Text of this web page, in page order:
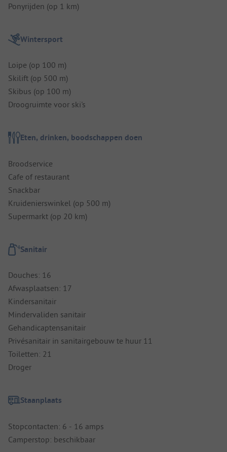
Ponyrijden (op 1 km)
Wintersport
Loipe (op 100 m)
Skilift (op 500 m)
Skibus (op 100 m)
Droogruimte voor ski's
Eten, drinken, boodschappen doen
Broodservice
Cafe of restaurant
Snackbar
Kruidenierswinkel (op 500 m)
Supermarkt (op 20 km)
Sanitair
Douches: 16
Afwasplaatsen: 17
Kindersanitair
Mindervaliden sanitair
Gehandicaptensanitair
Privésanitair in sanitairgebouw te huur 11
Toiletten: 21
Droger
Staanplaats
Stopcontacten: 6 - 16 amps
Camperstop: beschikbaar